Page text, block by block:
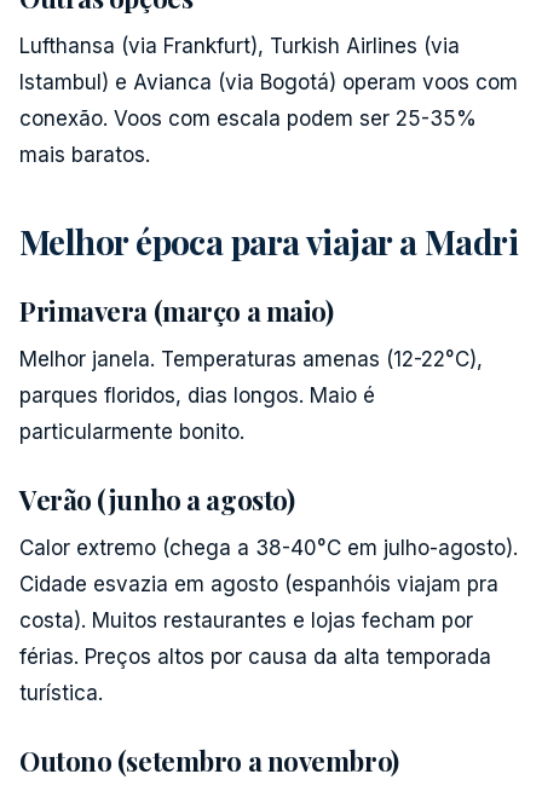
Lufthansa (via Frankfurt), Turkish Airlines (via
Istambul) e Avianca (via Bogotá) operam voos com
conexão. Voos com escala podem ser 25-35%
mais baratos.
Melhor época para viajar a Madri
Primavera (março a maio)
Melhor janela. Temperaturas amenas (12-22°C),
parques floridos, dias longos. Maio é
particularmente bonito.
Verão (junho a agosto)
Calor extremo (chega a 38-40°C em julho-agosto).
Cidade esvazia em agosto (espanhóis viajam pra
costa). Muitos restaurantes e lojas fecham por
férias. Preços altos por causa da alta temporada
turística.
Outono (setembro a novembro)